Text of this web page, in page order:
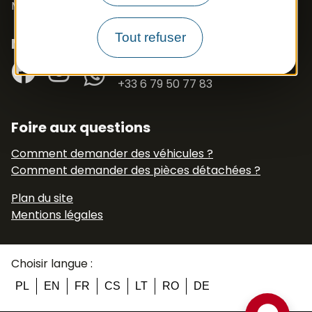
Tout refuser
Mail :
export.apb1@apbfrance.com
Nous suivre
FacebookInstagram
+33 6 79 50 77 83
Foire aux questions
Comment demander des véhicules ?
Comment demander des pièces détachées ?
Plan du site
Mentions légales
Choisir langue :
PL EN FR CS LT RO DE